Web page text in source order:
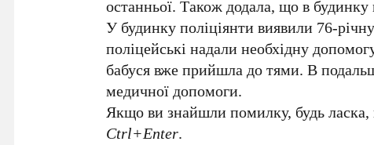
останньої. Також додала, що в будинку
У будинку поліціянти виявили 76-
поліцейські надали необхідну
бабуся вже прийшла до тями. В
медичної допомоги.
Якщо ви знайшли помилку, будь ласка,
Ctrl+Enter.